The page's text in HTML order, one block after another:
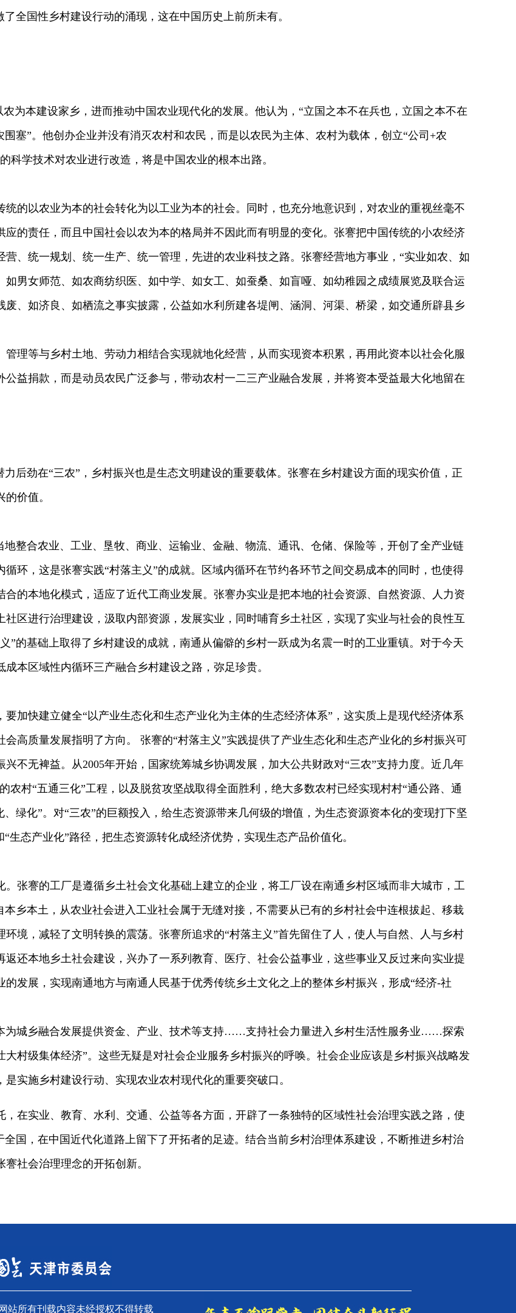
全国性乡村建设行动的涌现，这在中国历史上前所未有。
本建设家乡，进而推动中国农业现代化的发展。他认为，“立国之本不在兵也，立国之本不在
塞”。他创办企业并没有消灭农村和农民，而是以农民为主体、农村为载体，创立“公司+农
科学技术对农业进行改造，将是中国农业的根本出路。
以农业为本的社会转化为以工业为本的社会。同时，也充分地意识到，对农业的重视丝毫不
的责任，而且中国社会以农为本的格局并不因此而有明显的变化。张謇把中国传统的小农经济
、统一规划、统一生产、统一管理，先进的农业科技之路。张謇经营地方事业，“实业如农、如
男女师范、如农商纺织医、如中学、如女工、如蚕桑、如盲哑、如幼稚园之成绩展览及联合运
、如济良、如栖流之事实披露，公益如水利所建各堤闸、涵洞、河渠、桥梁，如交通所辟县乡
等与乡村土地、劳动力相结合实现就地化经营，从而实现资本积累，再用此资本以社会化服
益捐款，而是动员农民广泛参与，带动农村一二三产业融合发展，并将资本受益最大化地留在
劲在“三农”，乡村振兴也是生态文明建设的重要载体。张謇在乡村建设方面的现实价值，正
价值。
合农业、工业、垦牧、商业、运输业、金融、物流、通讯、仓储、保险等，开创了全产业链
环，这是张謇实践“村落主义”的成就。区域内循环在节约各环节之间交易成本的同时，也使得
的本地化模式，适应了近代工商业发展。张謇办实业是把本地的社会资源、自然资源、人力资
区进行治理建设，汲取内部资源，发展实业，同时哺育乡土社区，实现了实业与社会的良性互
”的基础上取得了乡村建设的成就，南通从偏僻的乡村一跃成为名震一时的工业重镇。对于今天
本区域性内循环三产融合乡村建设之路，弥足珍贵。
快建立健全“以产业生态化和生态产业化为主体的生态经济体系”，这实质上是现代经济体系
高质量发展指明了方向。 张謇的“村落主义”实践提供了产业生态化和生态产业化的乡村振兴可
不无裨益。从2005年开始，国家统筹城乡协调发展，加大公共财政对“三农”支持力度。近几年
农村“五通三化”工程，以及脱贫攻坚战取得全面胜利，绝大多数农村已经实现村村“通公路、通
绿化”。对“三农”的巨额投入，给生态资源带来几何级的增值，为生态资源资本化的变现打下坚
生态产业化”路径，把生态资源转化成经济优势，实现生态产品价值化。
謇的工厂是遵循乡土社会文化基础上建立的企业，将工厂设在南通乡村区域而非大城市，工
乡本土，从农业社会进入工业社会属于无缝对接，不需要从已有的乡村社会中连根拔起、移栽
境，减轻了文明转换的震荡。张謇所追求的“村落主义”首先留住了人，使人与自然、人与乡村
还本地乡土社会建设，兴办了一系列教育、医疗、社会公益事业，这些事业又反过来向实业提
发展，实现南通地方与南通人民基于优秀传统乡土文化之上的整体乡村振兴，形成“经济-社
城乡融合发展提供资金、产业、技术等支持……支持社会力量进入乡村生活性服务业……探索
村级集体经济”。这些无疑是对社会企业服务乡村振兴的呼唤。社会企业应该是乡村振兴战略发
实施乡村建设行动、实现农业农村现代化的重要突破口。
实业、教育、水利、交通、公益等各方面，开辟了一条独特的区域性社会治理实践之路，使
国，在中国近代化道路上留下了开拓者的足迹。结合当前乡村治理体系建设，不断推进乡村治
社会治理理念的开拓创新。
站所有刊载内容未经授权不得转载